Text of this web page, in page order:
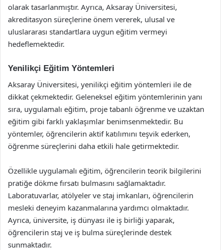
olarak tasarlanmıştır. Ayrıca, Aksaray Üniversitesi,
akreditasyon süreçlerine önem vererek, ulusal ve
uluslararası standartlara uygun eğitim vermeyi
hedeflemektedir.
Yenilikçi Eğitim Yöntemleri
Aksaray Üniversitesi, yenilikçi eğitim yöntemleri ile de
dikkat çekmektedir. Geleneksel eğitim yöntemlerinin yanı
sıra, uygulamalı eğitim, proje tabanlı öğrenme ve uzaktan
eğitim gibi farklı yaklaşımlar benimsenmektedir. Bu
yöntemler, öğrencilerin aktif katılımını teşvik ederken,
öğrenme süreçlerini daha etkili hale getirmektedir.
Özellikle uygulamalı eğitim, öğrencilerin teorik bilgilerini
pratiğe dökme fırsatı bulmasını sağlamaktadır.
Laboratuvarlar, atölyeler ve staj imkanları, öğrencilerin
mesleki deneyim kazanmalarına yardımcı olmaktadır.
Ayrıca, üniversite, iş dünyası ile iş birliği yaparak,
öğrencilerin staj ve iş bulma süreçlerinde destek
sunmaktadır.